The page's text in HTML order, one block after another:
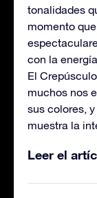
tonalidades
momento
con la
El
muchos nos
sus colores,
muestra la
Leer el